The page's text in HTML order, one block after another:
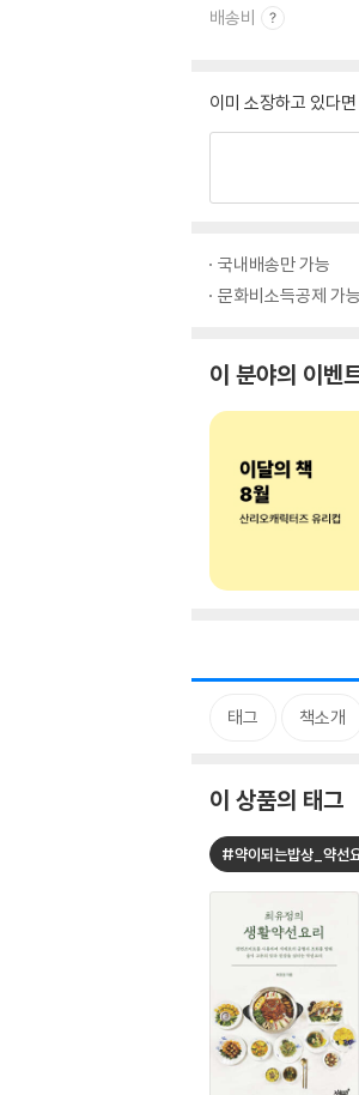
배송비
이미 소장하고 있다
국내배송만 가능
문화비소득공제 가능
이 분야의 이벤
태그 책소개
이 상품의 태그
#약이되는밥상_약선